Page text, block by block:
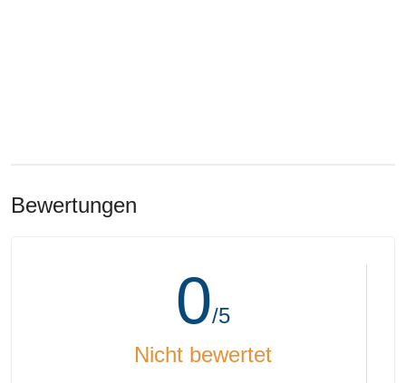
Bewertungen
0/5
Nicht bewertet